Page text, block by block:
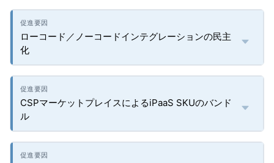
ローコード／ノーコードインテグレーションの民主
化
CSPマーケットプレイスによるiPaaS SKUのバンド
ル